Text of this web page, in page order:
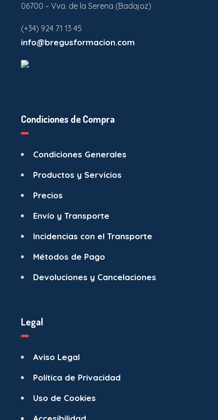
06700 – Vva. de la Serena (Badajoz)
(+34) 924 71 13 45
info@bregusformacion.com
Condiciones de Compra
Condiciones Generales
Productos y Servicios
Precios
Envío y Transporte
Incidencias con el Transporte
Métodos de Pago
Devoluciones y Cancelaciones
Legal
Aviso Legal
Política de Privacidad
Uso de Cookies